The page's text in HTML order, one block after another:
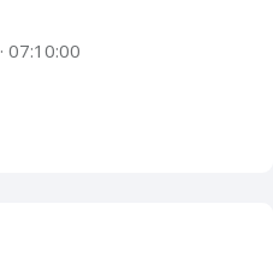
· 07:10:00